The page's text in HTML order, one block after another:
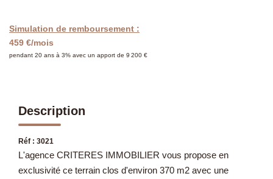
EXTRANET
Simulation de remboursement :
459 €/mois
pendant 20 ans à 3% avec un apport de 9 200 €
Description
Réf : 3021
L'agence CRITERES IMMOBILIER vous propose en
exclusivité ce terrain clos d'environ 370 m2 avec une